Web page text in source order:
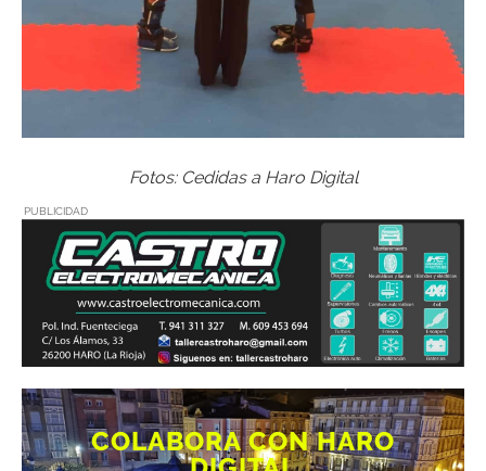
Fotos: Cedidas a Haro Digital
PUBLICIDAD
COLABORA CON HARO